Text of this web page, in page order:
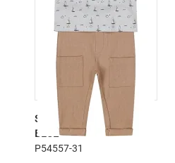
SHIRT EN BROEK LIGHT
BLUE
P54557-31